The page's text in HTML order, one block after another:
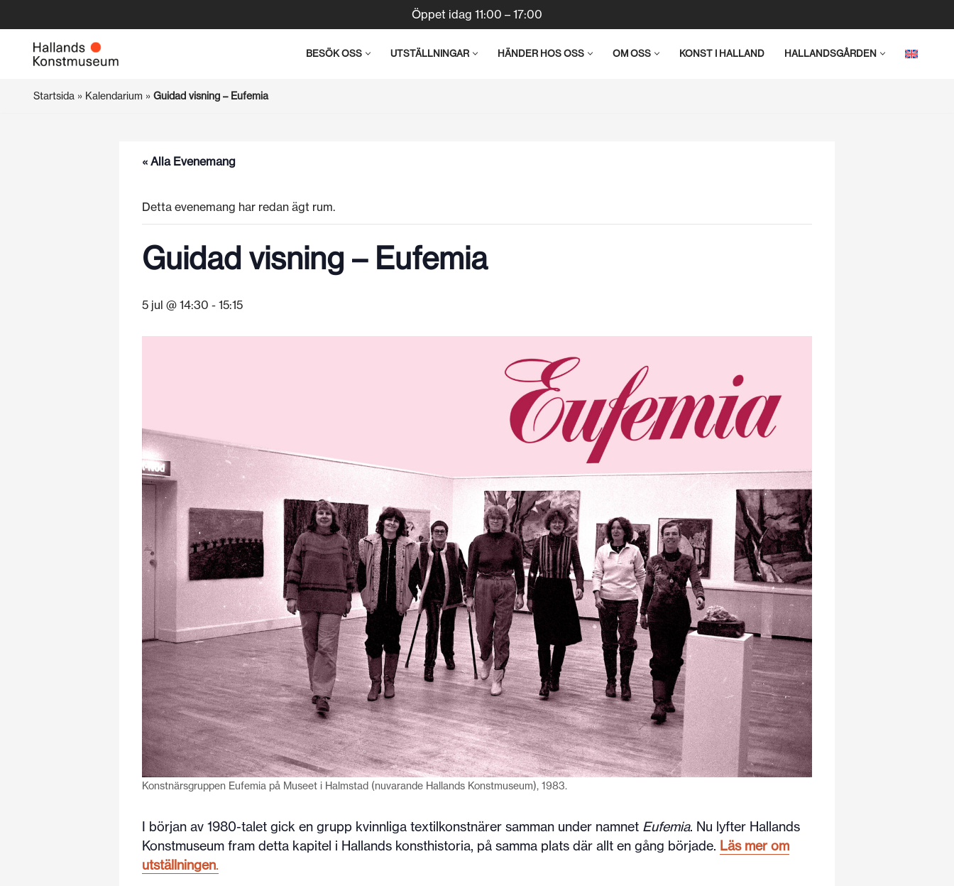
Hoppa
Öppet idag 11:00 – 17:00
BESÖK OSS UTSTÄLLNINGAR HÄNDER HOS OSS OM OSS KONST I HALLAND HALLANDSGÅRDEN
Startsida » Kalendarium » Guidad visning – Eufemia
« Alla Evenemang
Detta evenemang har redan ägt rum.
Guidad visning – Eufemia
5 jul @ 14:30 - 15:15
Konstnärsgruppen Eufemia på Museet i Halmstad (nuvarande Hallands Konstmuseum), 1983.
I början av 1980-talet gick en grupp kvinnliga textilkonstnärer samman under namnet Eufemia. Nu lyfter Hallands
Konstmuseum fram detta kapitel i Hallands konsthistoria, på samma plats där allt en gång började. Läs mer om
utställningen.